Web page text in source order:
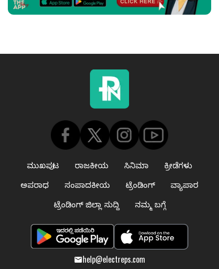
ಮುಖಪುಟ ರಾಜಕೀಯ ಸಿನಿಮಾ
ಕ್ರೀಡೆಗಳು
ಅಪರಾಧ
ಸಂಪಾದಕೀಯ ಟ್ರೆಂಡಿಂಗ್
ವ್ಯಾಪಾರ
ಟ್ರೆಂಡಿಂಗ್ ಜಿಲ್ಲಾ ಸುದ್ದಿ
ನಮ್ಮ ಬಗ್ಗೆ
help@electreps.com